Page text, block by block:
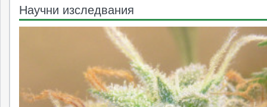
Научни изследвания